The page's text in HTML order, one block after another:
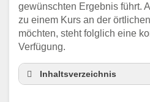
gewünschten Ergebnis führt.
zu einem Kurs an der
möchten, steht folglich eine
Verfügung.
Inhaltsverzeichnis